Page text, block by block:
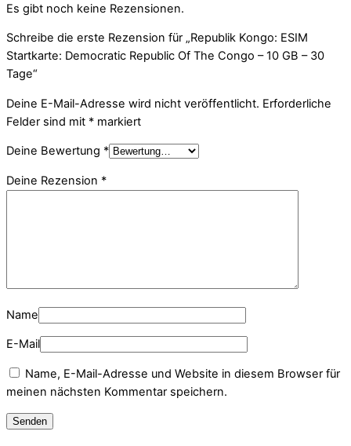
Es gibt noch keine Rezensionen.
Schreibe die erste Rezension für „Republik Kongo: ESIM
Startkarte: Democratic Republic Of The Congo – 10 GB – 30
Tage“
Deine E-Mail-Adresse wird nicht veröffentlicht. Erforderliche
Felder sind mit * markiert
Deine Bewertung *
Deine Rezension *
Name
E-Mail
Name, E-Mail-Adresse und Website in diesem Browser für
meinen nächsten Kommentar speichern.